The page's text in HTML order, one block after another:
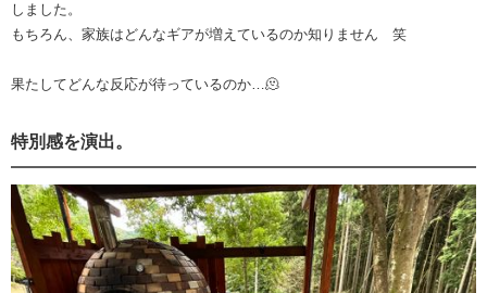
しました。
もちろん、家族はどんなギアが増えているのか知りません 笑
果たしてどんな反応が待っているのか…🫠
特別感を演出。